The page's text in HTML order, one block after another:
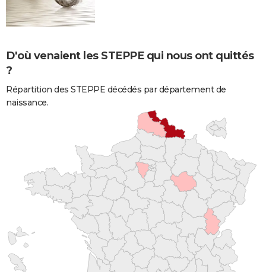
D'où venaient les STEPPE qui nous ont quittés
?
Répartition des STEPPE décédés par département de
naissance.